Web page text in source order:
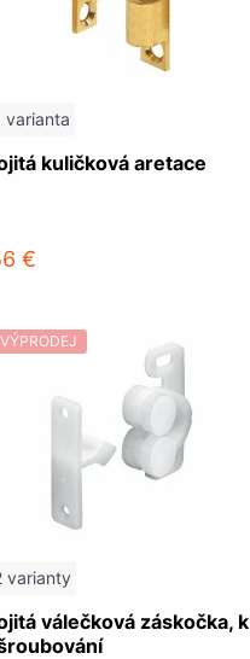
varianta
kuličková aretace
€
VÝPRODEJ
varianty
válečková záskočka, k